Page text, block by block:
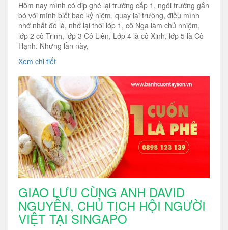
Hôm nay mình có dịp ghé lại trường cấp 1, ngôi trường gắn
bó với mình biết bao kỷ niệm, quay lại trường, điều mình
nhớ nhất đó là, nhớ lại thời lớp 1, cô Nga làm chủ nhiệm,
lớp 2 cô Trinh, lớp 3 Cô Liên, Lớp 4 là cô Xinh, lớp 5 là Cô
Hạnh. Nhưng lần này,
Xem chi tiết
GIAO LƯU CÙNG ANH DAVID
NGUYỄN, CHỦ TỊCH HỘI NGƯỜI
VIỆT TẠI SINGAPO